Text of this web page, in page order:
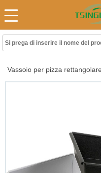
Vassoio per pizza